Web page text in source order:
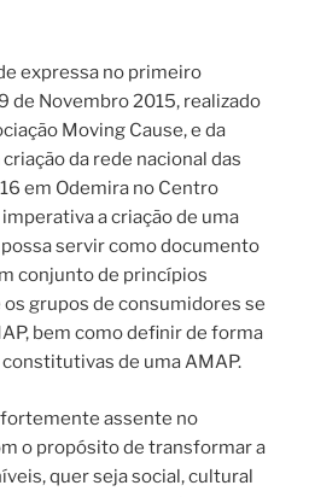
expressa no primeiro
de Novembro 2015, realizado
Moving Cause, e da
da rede nacional das
em Odemira no Centro
imperativa a criação de uma
servir como documento
conjunto de princípios
grupos de consumidores se
bem como definir de forma
de uma AMAP.
assente no
o propósito de transformar a
quer seja social, cultural